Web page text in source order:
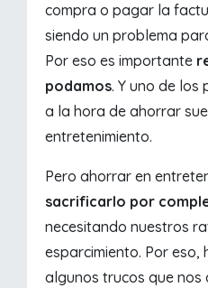
compra o pagar la
siendo un problema
Por eso es importante
podamos. Y uno de los
a la hora de ahorrar
entretenimiento.
Pero ahorrar en
sacrificarlo por
necesitando nuestros
esparcimiento. Por eso,
algunos trucos que nos